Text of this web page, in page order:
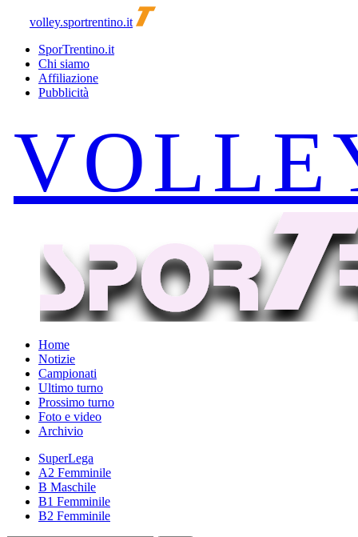
volley.sportrentino.it
SporTrentino.it
Chi siamo
Affiliazione
Pubblicità
Home
Notizie
Campionati
Ultimo turno
Prossimo turno
Foto e video
Archivio
SuperLega
A2 Femminile
B Maschile
B1 Femminile
B2 Femminile